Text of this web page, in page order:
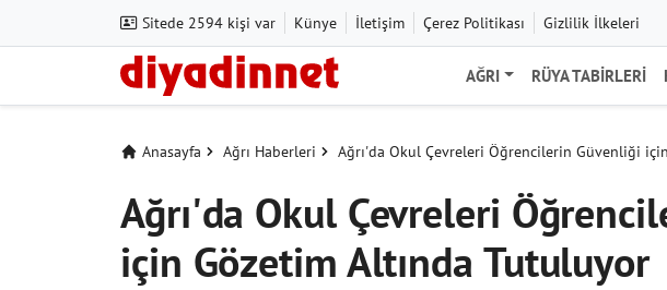
Sitede 2594 kişi var Künye İletişim Çerez Politikası Gizlilik İlkeleri
AĞRI RÜYA TABIRLERI
Anasayfa Ağrı Haberleri Ağrı'da Okul Çevreleri Öğrencilerin Güvenliği
Ağrı'da Okul Çevreleri
için Gözetim Altında Tutuluyor